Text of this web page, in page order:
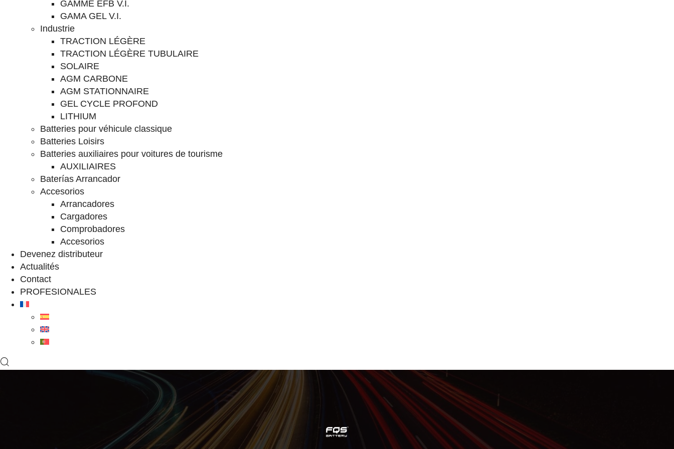
GAMME EFB V.I.
GAMA GEL V.I.
Industrie
TRACTION LÉGÈRE
TRACTION LÉGÈRE TUBULAIRE
SOLAIRE
AGM CARBONE
AGM STATIONNAIRE
GEL CYCLE PROFOND
LITHIUM
Batteries pour véhicule classique
Batteries Loisirs
Batteries auxiliaires pour voitures de tourisme
AUXILIAIRES
Baterías Arrancador
Accesorios
Arrancadores
Cargadores
Comprobadores
Accesorios
Devenez distributeur
Actualités
Contact
PROFESIONALES